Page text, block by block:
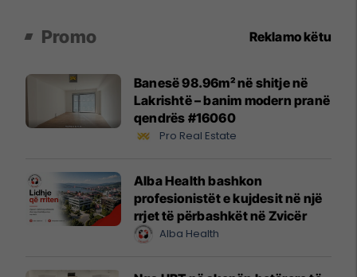
Promo Reklamo këtu
Banesë 98.96m² në shitje në
Lakrishtë – banim modern pranë
qendrës #16060
Pro Real Estate
Alba Health bashkon
profesionistët e kujdesit në një
rrjet të përbashkët në Zvicër
Alba Health